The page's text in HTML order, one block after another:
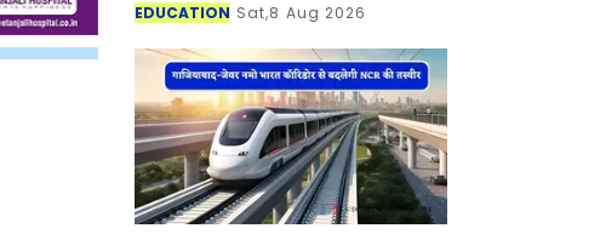
EDUCATION Sat,8 Aug 2026